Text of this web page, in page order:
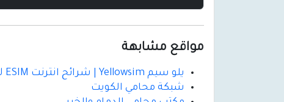
مواقع مشابهة
يلو سيم Yellowsim | شرائح انترنت ESIM لأكثر من 200 بلد حول العالم
شبكة محامي الكويت